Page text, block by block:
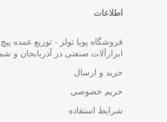
اطلاعات
فروشگاه پویا تولز - توزیع عمده
ابزارآلات صنعتی در آذربایجان و
خرید و ارسال
حریم خصوصی
شرایط استفاده